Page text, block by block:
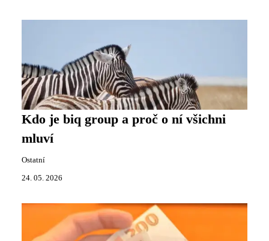
Kdo je biq group a proč o ní všichni
mluví
Ostatní
24. 05. 2026